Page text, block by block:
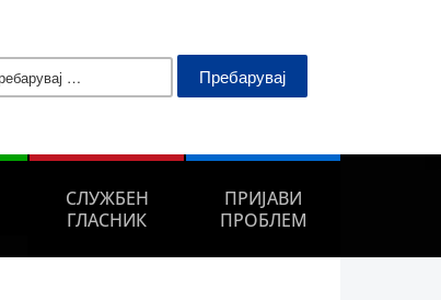
Пребарувај
СЛУЖБЕН
ГЛАСНИК
ПРИЈАВИ
ПРОБЛЕМ